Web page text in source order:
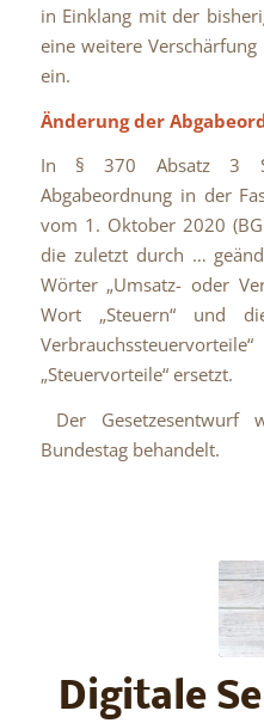
in Einklang mit der
eine weitere
ein.
Änderung der
In § 370 Absatz 3
Abgabeordnung in der
vom 1. Oktober 2020
die zuletzt durch …
Wörter „Umsatz- oder
Wort „Steuern“ und
„Steuervorteile“ ersetzt.
Der Gesetzesentwurf
Bundestag behandelt.
Digitale